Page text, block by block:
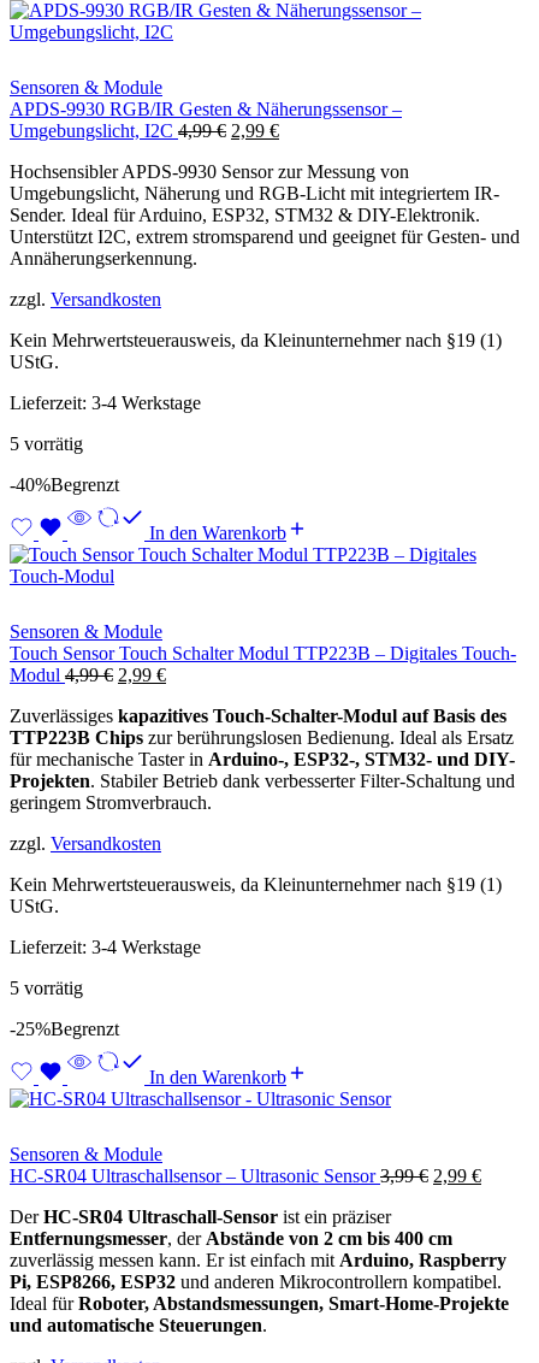
Sensoren & Module
APDS-9930 RGB/IR Gesten & Näherungssensor –
Umgebungslicht, I2C 4,99€ Ursprünglicher
war:
4,99 €
2,99 €Aktueller
ist:
2,99 €.
Hochsensibler APDS-9930 Sensor zur Messung von
Umgebungslicht, Näherung und RGB-Licht mit integriertem IR-
Sender. Ideal für Arduino, ESP32, STM32 & DIY-Elektronik.
Unterstützt I2C, extrem stromsparend und geeignet für Gesten- und
Annäherungserkennung.
zzgl. Versandkosten
Kein Mehrwertsteuerausweis, da Kleinunternehmer nach §19 (1)
UStG.
Lieferzeit: 3-4 Werkstage
5 vorrätig
-40%Begrenzt
In den Warenkorb
Sensoren & Module
Touch Sensor Touch Schalter Modul TTP223B – Digitales Touch-
Modul 4,99€ Ursprünglicher
war:
4,99 €
2,99 €Aktueller
ist:
2,99 €.
Zuverlässiges kapazitives Touch-Schalter-Modul auf Basis des
TTP223B Chips zur berührungslosen Bedienung. Ideal als Ersatz
für mechanische Taster in Arduino-, ESP32-, STM32- und DIY-
Projekten. Stabiler Betrieb dank verbesserter Filter-Schaltung und
geringem Stromverbrauch.
zzgl. Versandkosten
Kein Mehrwertsteuerausweis, da Kleinunternehmer nach §19 (1)
UStG.
Lieferzeit: 3-4 Werkstage
5 vorrätig
-25%Begrenzt
In den Warenkorb
Sensoren & Module
HC-SR04 Ultraschallsensor – Ultrasonic Sensor3,99€
3,99 €
2,99 €
DerHC-SR04 Ultraschall-Sensor ist ein präziser
Entfernungsmesser, der Abstände von 2 cm bis 400 cm
zuverlässig messen kann. Er ist einfach mit Arduino, Raspberry
Pi, ESP8266, ESP32 und anderen Mikrocontrollern kompatibel.
Ideal fürRoboter, Abstandsmessungen, Smart-Home-Projekte
und automatische Steuerungen.